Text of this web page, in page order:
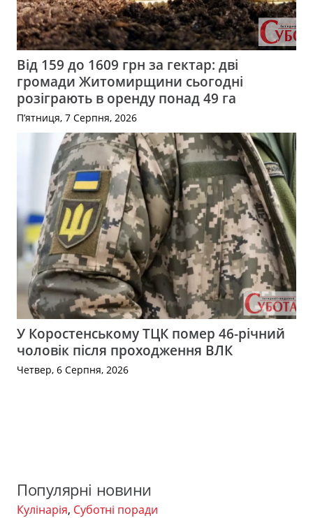
Від 159 до 1609 грн за гектар: дві
громади Житомирщини сьогодні
розіграють в оренду понад 49 га
П’ятниця, 7 Серпня, 2026
У Коростенському ТЦК помер 46-річний
чоловік після проходження ВЛК
Четвер, 6 Серпня, 2026
Популярні новини
Кулінарія, Суботні поради